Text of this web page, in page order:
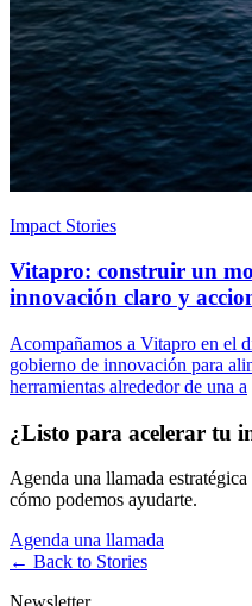
Impact Stories
Vitapro: construir un
innovación claro y
Acompañamos a Vitapro en el
gobierno de innovación para
herramientas alrededor de una a
¿Listo para acelerar tu
Agenda una llamada
cómo podemos ayudarte.
Agenda una llamada
← Back to Stories